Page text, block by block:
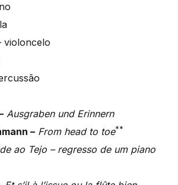
violoncelo
Ausgraben und Erinnern
– From head to toe**
ao Tejo – regresso de um piano